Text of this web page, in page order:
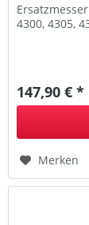
4300, 4305,
147,90 € *
Merken